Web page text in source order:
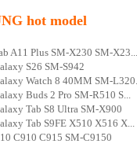
hot model
A11 Plus SM-X230 SM-X23...
S26 SM-S942
Watch 8 40MM SM-
Buds 2 Pro SM-R510 S...
Tab S8 Ultra SM-X900
Tab S9FE X510 X516 X...
C910 C915 SM-C9150